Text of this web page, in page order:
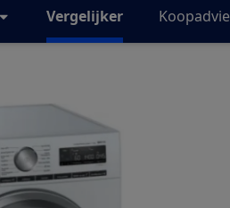
Vergelijker